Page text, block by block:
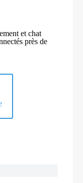
et chat
près de